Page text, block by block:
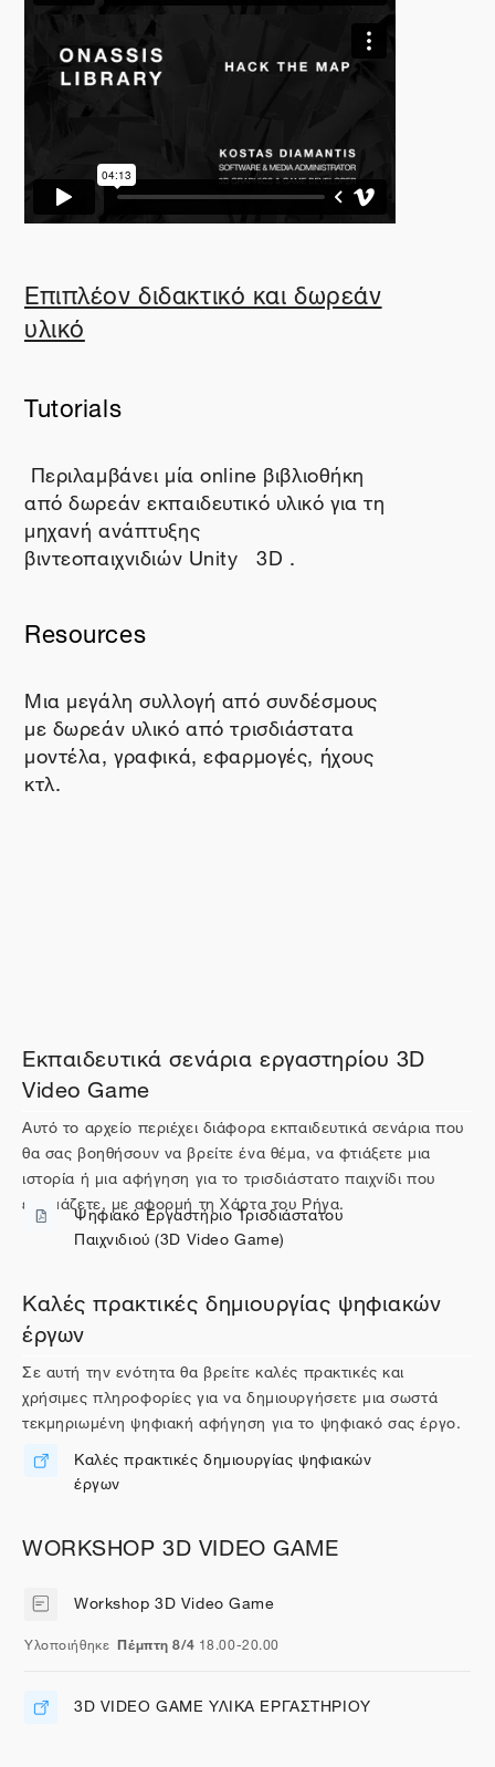
Επιπλέον διδακτικό και δωρεάν
υλικό
Tutorials
Περιλαμβάνει μίαonline βιβλιοθήκη
από δωρεάν εκπαιδευτικό υλικό για τη
μηχανή ανάπτυξης
βιντεοπαιχνιδιώνUnity 3D .
Resources
Μια μεγάλη συλλογή από συνδέσμους
με δωρεάν υλικό από τρισδιάστατα
μοντέλα, γραφικά, εφαρμογές, ήχους
κτλ.
Εκπαιδευτικά σενάρια εργαστηρίου 3D
Video Game
Αυτό το αρχείο περιέχει διάφορα εκπαιδευτικά σενάρια που
θα σας βοηθήσουν να βρείτε ένα θέμα, να φτιάξετε μια
ιστορία ή μια αφήγηση για το τρισδιάστατο παιχνίδι που
ετοιμάζετε, με αφορμή τη Χάρτα του Ρήγα.
Ψηφιακό Εργαστήριο Τρισδιάστατου
Παιχνιδιού (3D Video Game)
Αρχείο
Καλές πρακτικές δημιουργίας ψηφιακών
έργων
Σε αυτή την ενότητα θα βρείτε καλές πρακτικές και
χρήσιμες πληροφορίες για να δημιουργήσετε μια σωστά
τεκμηριωμένη ψηφιακή αφήγηση για το ψηφιακό σας έργο.
Καλές πρακτικές δημιουργίας ψηφιακών
έργων
Διεύθυνση URL
WORKSHOP 3D VIDEO GAME
Workshop 3D Video Game
Σελίδα
ΥλοποιήθηκεΠέμπτη8/4 18.00-20.00
3D VIDEO GAME ΥΛΙΚΑ ΕΡΓΑΣΤΗΡΙΟΥ
Διεύθυνση URL